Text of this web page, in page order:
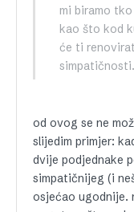
mi biramo
kao što kod
će ti
simpatičnosti.
od ovog se ne
slijedim primjer:
dvije podjednake
simpatičnijeg (i
osjećao ugodnije.